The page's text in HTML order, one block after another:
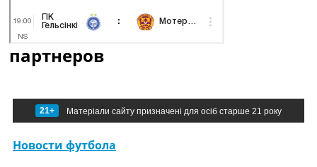
партнеров
21+ Матеріали сайту призначені для осіб старше 21 року
Новости футбола